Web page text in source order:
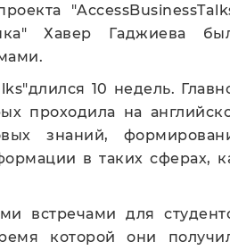
Хавер Гаджиева
10 недель.
проходила на
знаний,
в таких сферах,
встречами для
которой они